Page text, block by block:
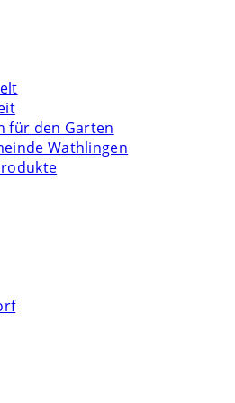
für den Garten
Wathlingen